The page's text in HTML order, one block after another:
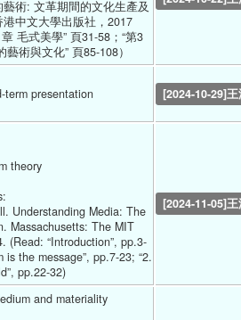
術: 文革期間的文化生產及
中文大學出版社，2017
章 毛式美學” 頁31-58；“第3
術與文化” 頁85-108）
term presentation [2024-10-29]
theory
Understanding Media: The
Massachusetts: The MIT
(Read: “Introduction”, pp.3-
is the message”, pp.7-23; “2.
pp.22-32)
[2024-11-05]
and materiality